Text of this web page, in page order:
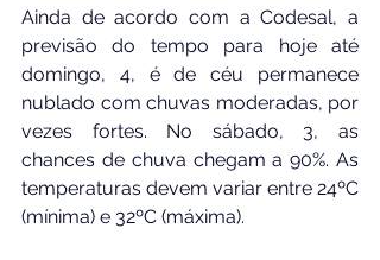
Ainda de acordo com a Codesal, a
previsão do tempo para hoje até
domingo, 4, é de céu permanece
nublado com chuvas moderadas, por
vezes fortes. No sábado, 3, as
chances de chuva chegam a 90%. As
temperaturas devem variar entre 24ºC
(mínima) e 32ºC (máxima).